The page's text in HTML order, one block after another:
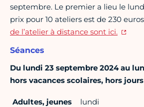
septembre. Le premier a lieu le
prix pour 10 ateliers est de 230
de l’atelier à distance sont ici.
Séances
Du lundi 23 septembre 2024 au
hors vacances scolaires, hors
Adultes, jeunes
lundi